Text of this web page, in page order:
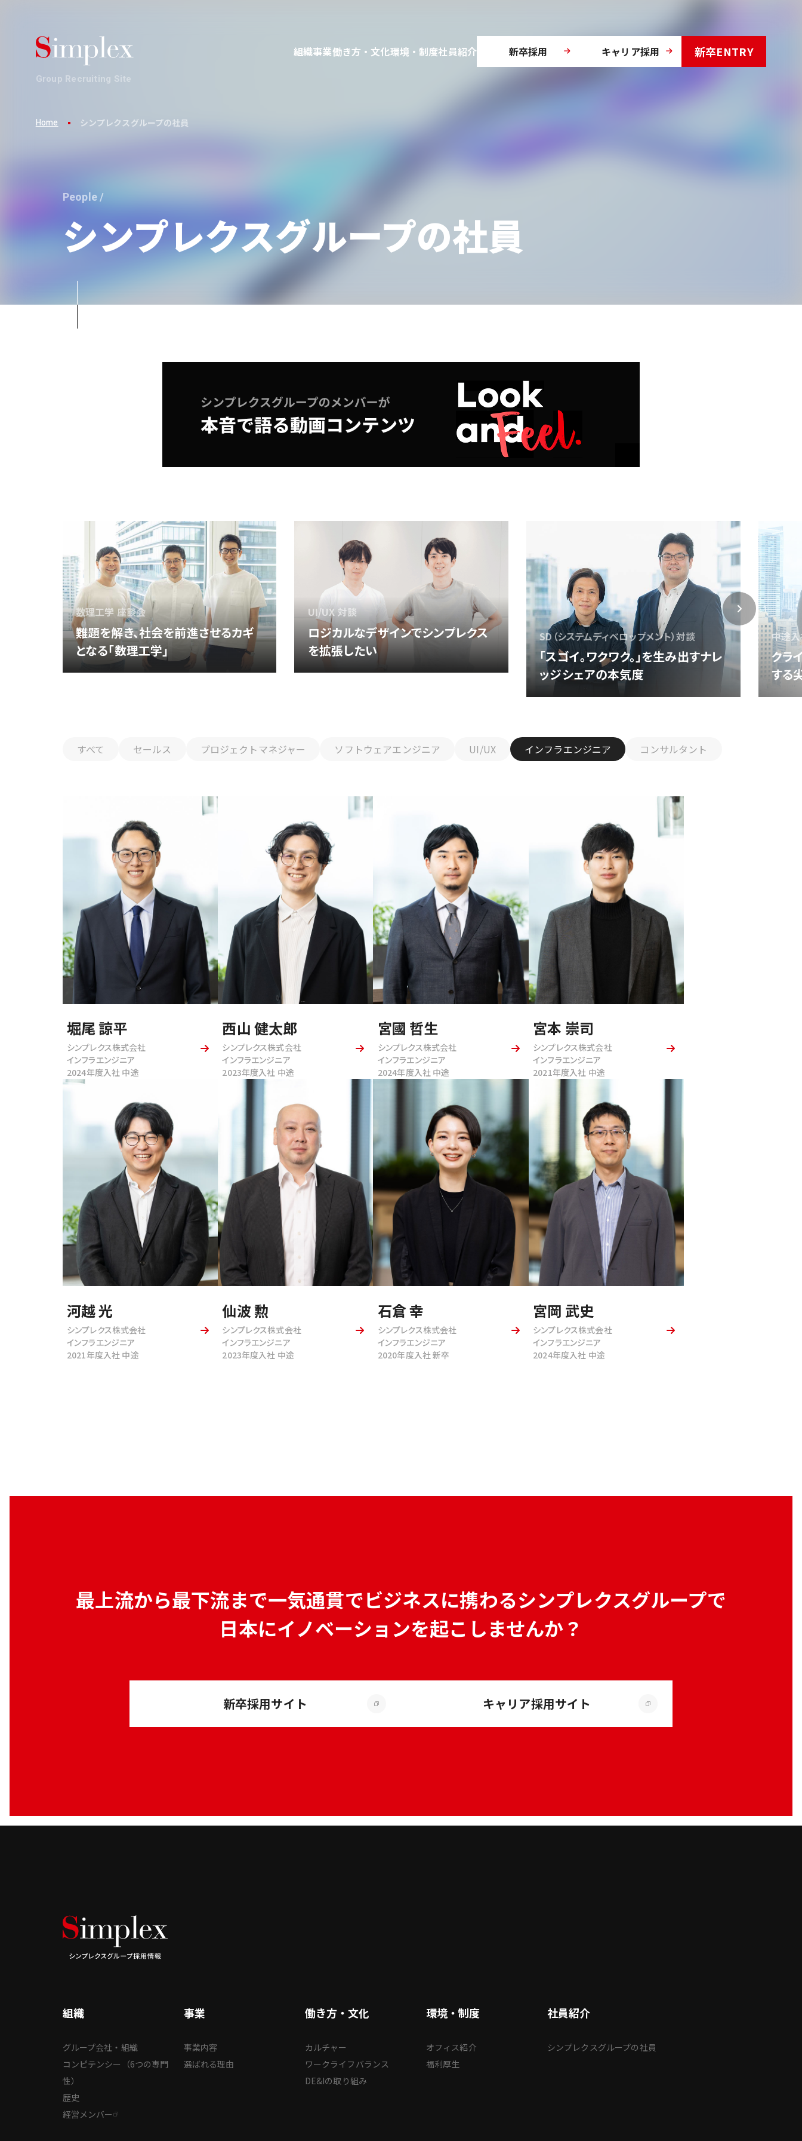
組織事業働き方・文化環境・制度社員紹介 新卒採用 キャリア採用 新卒ENTRY
Group Recruiting Site
Home シンプレクスグループの社員
People /
シンプレクスグループの社員
数理工学 座談会
難題を解き、社会を前進させるカギ
となる「数理工学」
UI/UX 対談
ロジカルなデザインでシンプレクス
を拡張したい
SD（システムディベロップメント）対談
「スゴイ。ワクワク。」を生み出すナレ
ッジシェアの本気度
中途
クラ
する
すべて セールス プロジェクトマネジャー ソフトウェアエンジニア UI/UX インフラエンジニア コンサルタント
堀尾 諒平
シンプレクス株式会社
インフラエンジニア
2024年度入社 中途
西山 健太郎
シンプレクス株式会社
インフラエンジニア
2023年度入社 中途
宮國 哲生
シンプレクス株式会社
インフラエンジニア
2024年度入社 中途
宮本 崇司
シンプレクス株式会社
インフラエンジニア
2021年度入社 中途
河越 光
シンプレクス株式会社
インフラエンジニア
2021年度入社 中途
仙波 勲
シンプレクス株式会社
インフラエンジニア
2023年度入社 中途
石倉 幸
シンプレクス株式会社
インフラエンジニア
2020年度入社 新卒
宮岡 武史
シンプレクス株式会社
インフラエンジニア
2024年度入社 中途
最上流から最下流まで一気通貫でビジネスに携わるシンプレクスグループで
日本にイノベーションを起こしませんか？
新卒採用サイト キャリア採用サイト
組織
グループ会社・組織
コンピテンシー（6つの専門
性）
歴史
経営メンバー
事業
事業内容
選ばれる理由
働き方・文化
カルチャー
ワークライフバランス
DE&Iの取り組み
環境・制度
オフィス紹介
福利厚生
社員紹介
シンプレクスグループの社員
Who We Are
Business
ビジネスを1から100まで。
最上流から一気通貫でイノベーションにコミットする。
それがシンプレクスグループの事業です。
事業内容
Culture
多彩な才能が集まるシンプレクスグルー
プ。互いの才能を認め合いながら、プロフェ
ッショナル集団として、求められる以上の価
カルチャー ワークライフバランス
Workplace
発揮できるパフォーマンスは環境によって変わる。
シンプレクスグループでは、メンバーがパフォーマンスを最大化できる環境を整備
しています。
オフィス紹介